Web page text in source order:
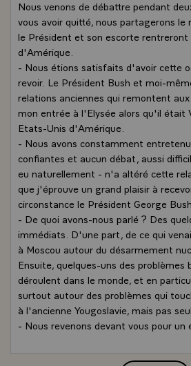
Nous venons de débattre pendant
vous avoir quitté, nous partagerons le
le Président et son escorte
d'Amérique.
- Nous étions satisfaits d'avoir cette
revoir. Le Président Bush et moi-
relations anciennes qui remontent
mon entrée à l'Elysée alors qu'il était
Etats-Unis d'Amérique.
- Nous avons constamment
confiantes et aucun débat, aussi
eu naturellement - n'a altéré cette
que j'éprouve un grand plaisir à
circonstance le Président George Bush.
- De quoi avons-nous parlé ? Des
immédiats. D'une part, de ce qui
à Moscou autour du désarmement
Ensuite, quelques-uns des problèmes
déroulent dans le monde, et en
surtout autour des problèmes qui
à l'ancienne Yougoslavie, mais pas
- Nous revenons devant vous pour un